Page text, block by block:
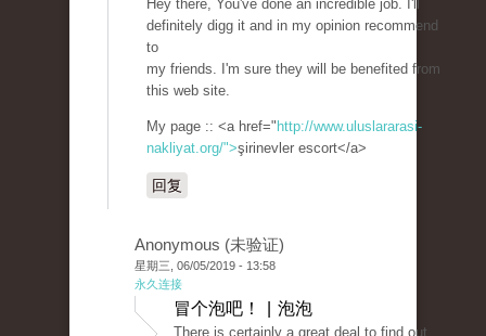
Hey there, You've done an incredible job. I'll
definitely digg it and in my opinion recommend
to
my friends. I'm sure they will be benefited from
this web site.
My page :: <a href=" http://www.uluslararasi-
nakliyat.org/">şirinevler escort</a>
回复
Anonymous (未验证)
星期三, 06/05/2019 - 13:58
永久连接
冒个泡吧！ | 泡泡
There is certainly a great deal to find out